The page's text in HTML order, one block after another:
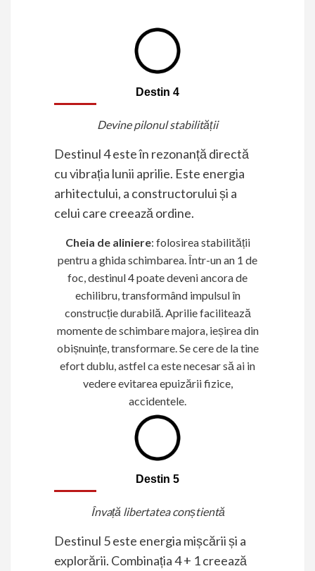
Destin 4
Devine pilonul stabilității
Destinul 4 este în rezonanță directă
cu vibrația lunii aprilie. Este energia
arhitectului, a constructorului și a
celui care creează ordine.
Cheia de aliniere: folosirea stabilității
pentru a ghida schimbarea. Într-un an 1 de
foc, destinul 4 poate deveni ancora de
echilibru, transformând impulsul în
construcție durabilă. Aprilie facilitează
momente de schimbare majora, ieșirea din
obișnuințe, transformare. Se cere de la tine
efort dublu, astfel ca este necesar să ai in
vedere evitarea epuizării fizice,
accidentele.
Destin 5
Învață libertatea conștientă
Destinul 5 este energia mișcării și a
explorării. Combinația 4 + 1 creează